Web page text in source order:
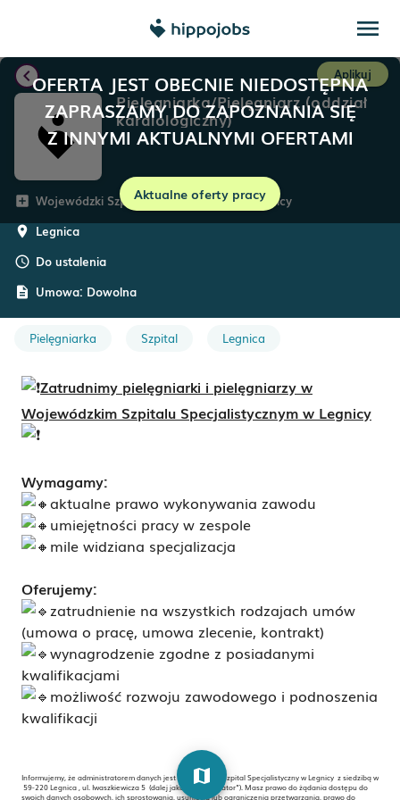
menu
OFERTA JEST OBECNIE NIEDOSTĘPNA
ZAPRASZAMY DO ZAPOZNANIA SIĘ
Z INNYMI AKTUALNYMI OFERTAMI
Aktualne oferty pracy
chevron_left Aplikuj
Pielęgniarka/Pielęgniarz (oddział
kardiologiczny)
add_box Wojewódzki Szpital Specjalistyczny w Legnicy
room Legnica
schedule Do ustalenia
description Umowa: Dowolna
Pielęgniarka Szpital Legnica
Zatrudnimy pielęgniarki i pielęgniarzy w
Wojewódzkim Szpitalu Specjalistycznym w Legnicy
Wymagamy:
aktualne prawo wykonywania zawodu
umiejętności pracy w zespole
mile widziana specjalizacja
Oferujemy:
zatrudnienie na wszystkich rodzajach umów
(umowa o pracę, umowa zlecenie, kontrakt)
wynagrodzenie zgodne z posiadanymi
kwalifikacjami
możliwość rozwoju zawodowego i podnoszenia
kwalifikacji
Informujemy, że administratorem danych jest Wojewódzki Szpital Specjalistyczny w Legnicy z siedzibą w
59-220 Legnica , ul. Iwaszkiewicza 5 (dalej jako „administrator”). Masz prawo do żądania dostępu do
swoich danych osobowych, ich sprostowania, usunięcia lub ograniczenia przetwarzania, prawo do
map